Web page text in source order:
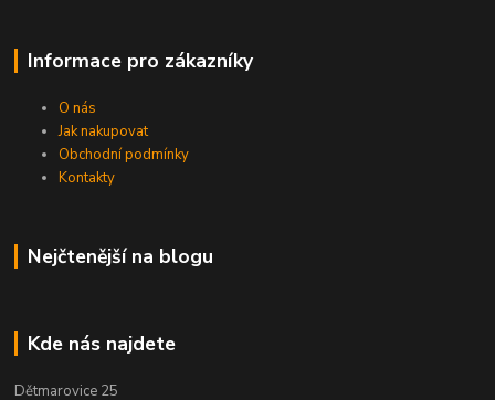
Informace pro zákazníky
O nás
Jak nakupovat
Obchodní podmínky
Kontakty
Nejčtenější na blogu
Kde nás najdete
Dětmarovice 25